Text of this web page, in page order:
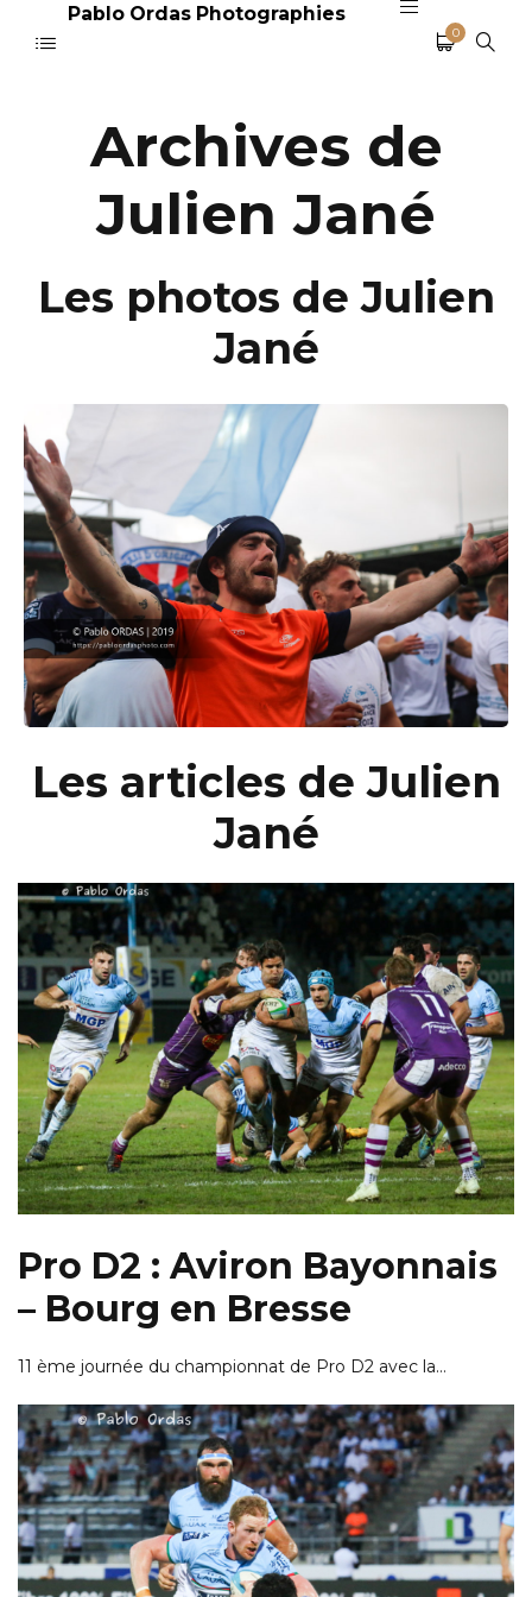
Pablo Ordas Photographies
0
Archives de
Julien Jané
Les photos de Julien
Jané
Les articles de Julien
Jané
Pro D2 : Aviron Bayonnais
– Bourg en Bresse
11 ème journée du championnat de Pro D2 avec la…